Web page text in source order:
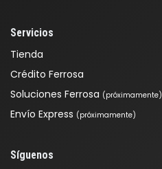
Servicios
Tienda
Crédito Ferrosa
Soluciones Ferrosa (próximamente)
Envío Express (próximamente)
Síguenos